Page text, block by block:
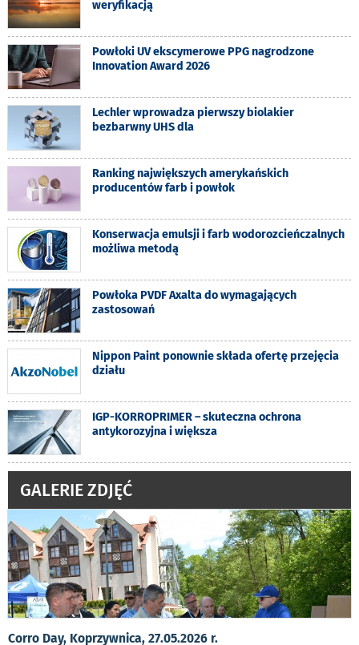
weryfikacją
Powłoki UV ekscymerowe PPG nagrodzone
Innovation Award 2026
Lechler wprowadza pierwszy biolakier
bezbarwny UHS dla
Ranking największych amerykańskich
producentów farb i powłok
Konserwacja emulsji i farb wodorozcieńczalnych
możliwa metodą
Powłoka PVDF Axalta do wymagających
zastosowań
Nippon Paint ponownie składa ofertę przejęcia
działu
IGP-KORROPRIMER – skuteczna ochrona
antykorozyjna i większa
GALERIE ZDJĘĆ
Corro Day, Koprzywnica, 27.05.2026 r.